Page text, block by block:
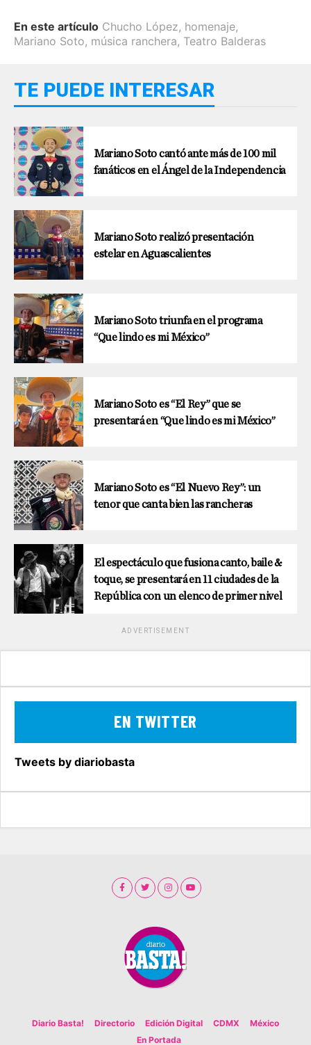
En este artículo Chucho López, homenaje,
Mariano Soto, música ranchera, Teatro Balderas
TE PUEDE INTERESAR
Mariano Soto cantó ante más de 100 mil
fanáticos en el Ángel de la Independencia
Mariano Soto realizó presentación
estelar en Aguascalientes
Mariano Soto triunfa en el programa
“Que lindo es mi México”
Mariano Soto es “El Rey” que se
presentará en “Que lindo es mi México”
Mariano Soto es “El Nuevo Rey”: un
tenor que canta bien las rancheras
El espectáculo que fusiona canto, baile &
toque, se presentará en 11 ciudades de la
República con un elenco de primer nivel
ADVERTISEMENT
EN TWITTER
Tweets by diariobasta
Diario Basta! Directorio Edición Digital CDMX
México
En Portada